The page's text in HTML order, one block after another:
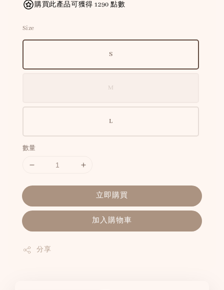
購買此產品可獲得 1290 點數
Size
S
M
L
數量
立即購買
加入購物車
分享